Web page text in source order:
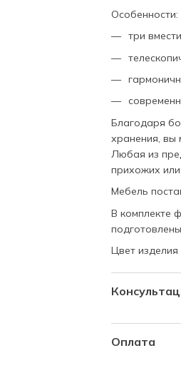
Особенности:
три
Благодаря
хранения, вы
Любая из
прихожих или
Мебель
В комплекте
подготовлены.
Цвет
Оплата